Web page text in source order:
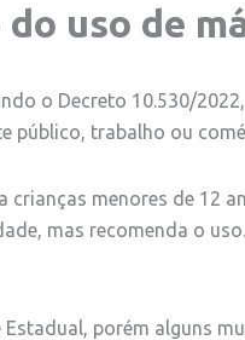
uso de
o Decreto 10.530/
público, trabalho ou
crianças menores de 12
mas recomenda o
porém alguns